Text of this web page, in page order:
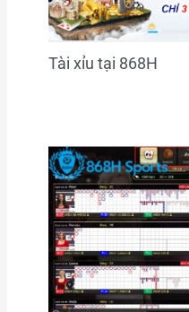
Tài xỉu tại 868H